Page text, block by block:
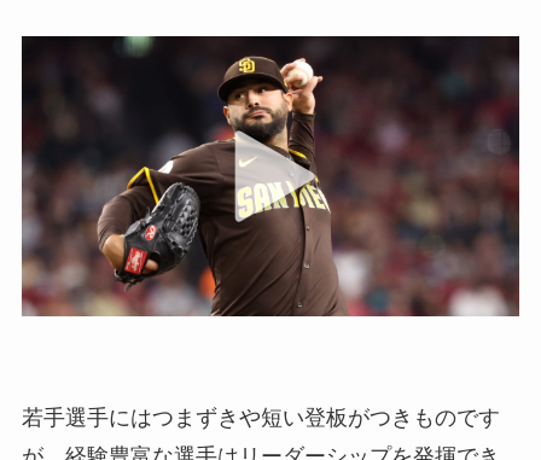
若手選手にはつまずきや短い登板がつきものです